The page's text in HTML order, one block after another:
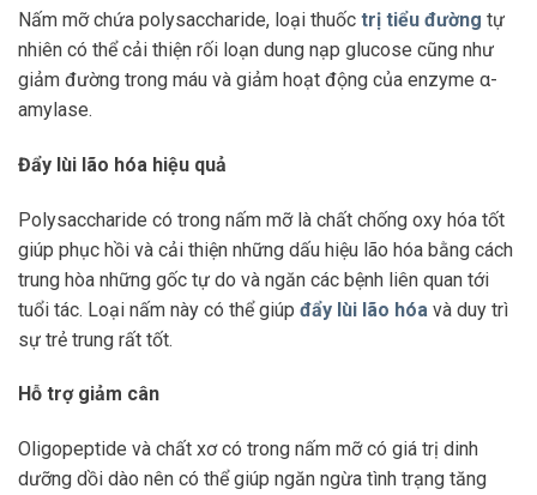
Nấm mỡ chứa polysaccharide, loại thuốc trị tiểu đường tự
nhiên có thể cải thiện rối loạn dung nạp glucose cũng như
giảm đường trong máu và giảm hoạt động của enzyme α-
amylase.
Đẩy lùi lão hóa hiệu quả
Polysaccharide có trong nấm mỡ là chất chống oxy hóa tốt
giúp phục hồi và cải thiện những dấu hiệu lão hóa bằng cách
trung hòa những gốc tự do và ngăn các bệnh liên quan tới
tuổi tác. Loại nấm này có thể giúp đẩy lùi lão hóa và duy trì
sự trẻ trung rất tốt.
Hỗ trợ giảm cân
Oligopeptide và chất xơ có trong nấm mỡ có giá trị dinh
dưỡng dồi dào nên có thể giúp ngăn ngừa tình trạng tăng